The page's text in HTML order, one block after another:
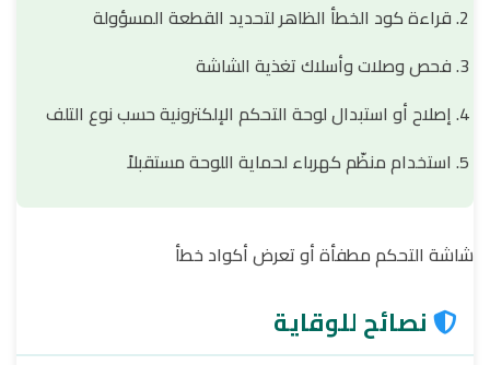
قراءة كود الخطأ الظاهر لتحديد القطعة المسؤولة
فحص وصلات وأسلاك تغذية الشاشة
إصلاح أو استبدال لوحة التحكم الإلكترونية حسب نوع التلف
استخدام منظّم كهرباء لحماية اللوحة مستقبلاً
شاشة التحكم مطفأة أو تعرض أكواد خطأ
نصائح للوقاية